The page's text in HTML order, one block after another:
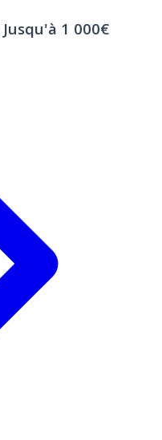
Jusqu'à 1 000€